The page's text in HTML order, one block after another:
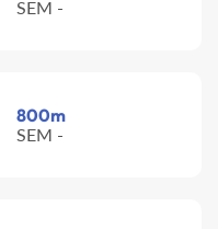
SEM -
800m
SEM -